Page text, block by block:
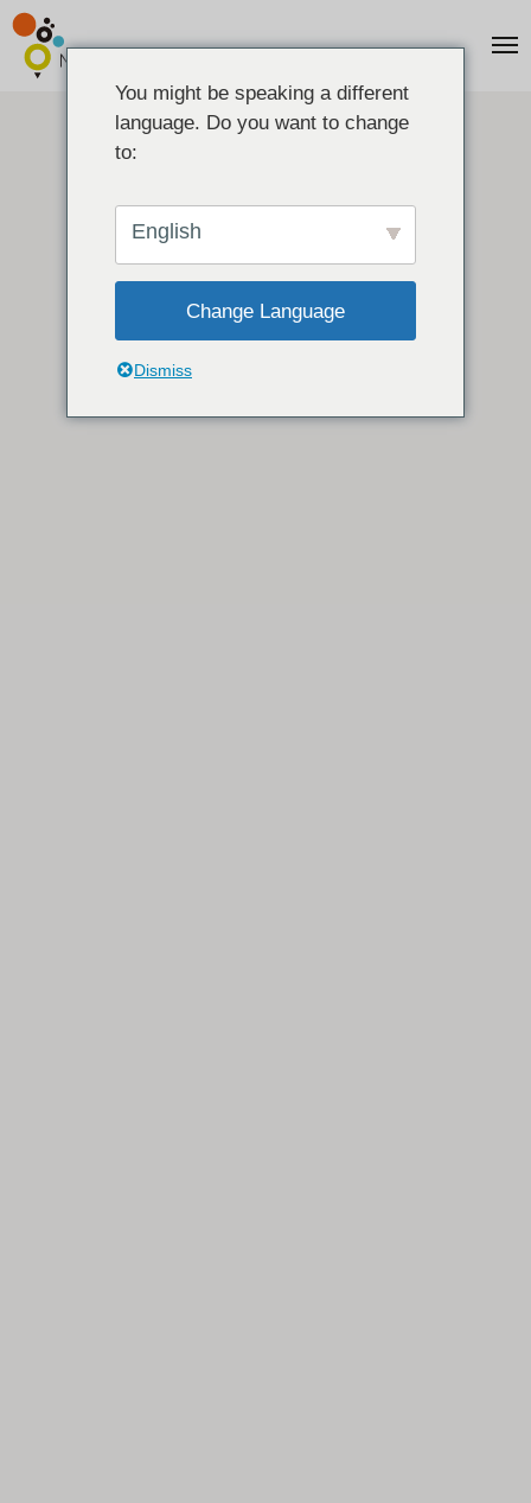
You might be speaking a different
language. Do you want to change
to:
English
Change Language
Dismiss